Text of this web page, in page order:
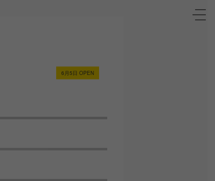
toggle
6月5日 OPEN